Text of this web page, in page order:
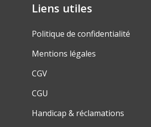
Liens utiles
Politique de confidentialité
Mentions légales
CGV
CGU
Handicap & réclamations